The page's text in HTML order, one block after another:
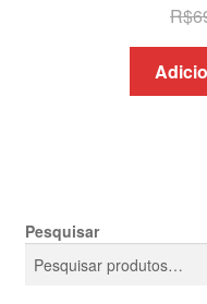
R$
Pesquisar